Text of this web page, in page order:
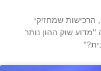
הרכישות שמחזיקי
שוק ההון נותר